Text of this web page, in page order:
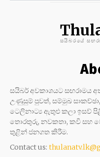
සයිබරයේ
සයිබර් අවකාශයට සඟරාමය
උණුසුම් පුවත්, සම්මුඛ සාකච්ඡා,
ටෙලිනාට්‍ය ඇතුළු කලා ඉසව්
තොරතුරු, නවකතා, කවි සහ
තුළින් ජනගත කිරීම.
Contact us: